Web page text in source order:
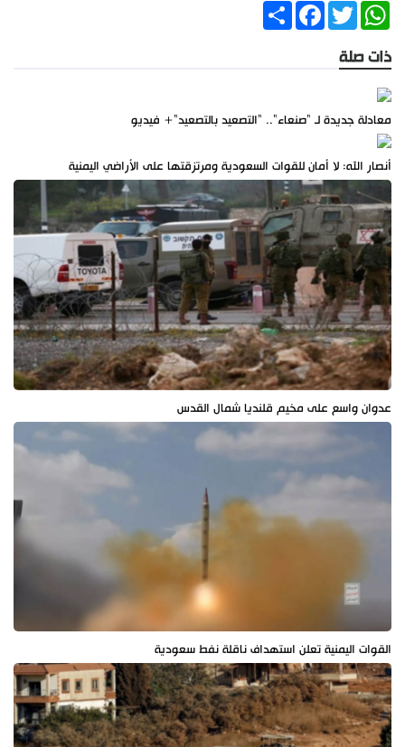
ShareFacebookTwitter
WhatsApp
ذات صلة
معادلة جديدة لـ "صنعاء".. "التصعيد بالتصعيد"+ فيديو
أنصار الله: لا أمان للقوات السعودية ومرتزقتها على الأراضي اليمنية
عدوان واسع على مخيم قلنديا شمال القدس
القوات اليمنية تعلن استهداف ناقلة نفط سعودية